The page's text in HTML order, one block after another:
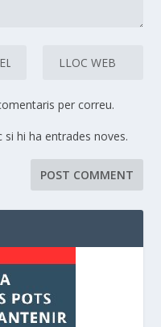
per correu.
hi ha entrades noves.